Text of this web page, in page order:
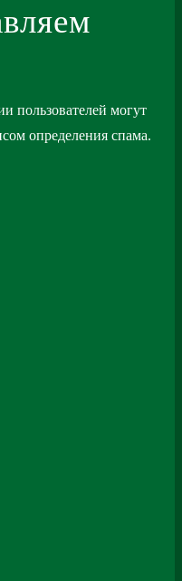
пользователей могут
определения спама.